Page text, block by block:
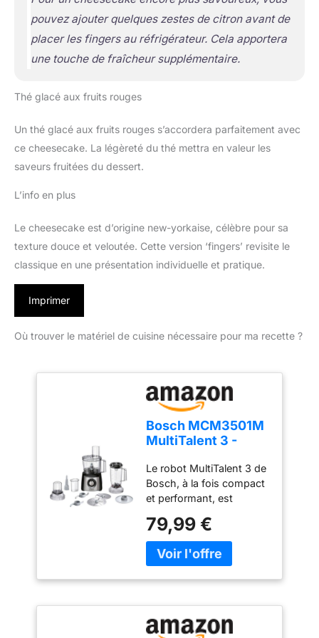
pouvez ajouter quelques zestes de citron avant de
placer les fingers au réfrigérateur. Cela apportera
une touche de fraîcheur supplémentaire.
Thé glacé aux fruits rouges
Un thé glacé aux fruits rouges s’accordera parfaitement avec
ce cheesecake. La légèreté du thé mettra en valeur les
saveurs fruitées du dessert.
L’info en plus
Le cheesecake est d’origine new-yorkaise, célèbre pour sa
texture douce et veloutée. Cette version ‘fingers’ revisite le
classique en une présentation individuelle et pratique.
Imprimer
Où trouver le matériel de cuisine nécessaire pour ma recette ?
Bosch MCM3501M
MultiTalent 3 -
Puissant moteur,
Blender
Le robot MultiTalent 3 de
Bosch, à la fois compact
et performant, est
qui vous permettra de
réussir toutes vos
préparations et recettes,
polyvalent : le robot est
doté de plus de 50
fonctions dont fouetter,
79,99 €